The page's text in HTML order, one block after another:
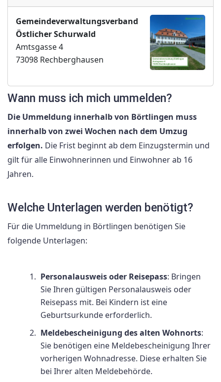
Gemeindeverwaltungsverband
Östlicher Schurwald
Amtsgasse 4
73098 Rechberghausen
Wann muss ich mich ummelden?
Die Ummeldung innerhalb von Börtlingen muss
innerhalb von zwei Wochen nach dem Umzug
erfolgen. Die Frist beginnt ab dem Einzugstermin und
gilt für alle Einwohnerinnen und Einwohner ab 16
Jahren.
Welche Unterlagen werden benötigt?
Für die Ummeldung in Börtlingen benötigen Sie
folgende Unterlagen:
Personalausweis oder Reisepass: Bringen
Sie Ihren gültigen Personalausweis oder
Reisepass mit. Bei Kindern ist eine
Geburtsurkunde erforderlich.
Meldebescheinigung des alten Wohnorts:
Sie benötigen eine Meldebescheinigung Ihrer
vorherigen Wohnadresse. Diese erhalten Sie
bei Ihrer alten Meldebehörde.